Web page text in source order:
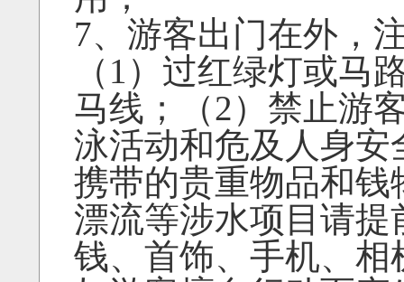
7、游客出门在外，
（1）过红绿灯或马
马线；（2）禁止游
泳活动和危及人身
携带的贵重物品和
漂流等涉水项目请
钱、首饰、手机、